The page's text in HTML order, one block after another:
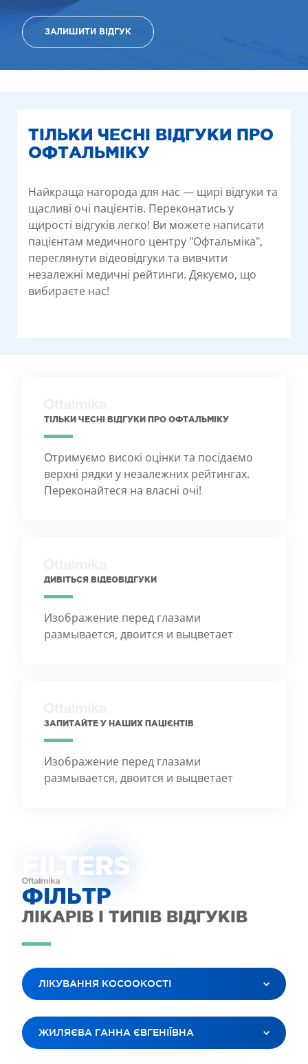
ЗАЛИШИТИ ВІДГУК
ТІЛЬКИ ЧЕСНІ ВІДГУКИ ПРО
ОФТАЛЬМІКУ
Найкраща нагорода для нас — щирі відгуки та
щасливі очі пацієнтів. Переконатись у
щирості відгуків легко! Ви можете написати
пацієнтам медичного центру "Офтальміка",
переглянути відеовідгуки та вивчити
незалежні медичні рейтинги. Дякуємо, що
вибираєте нас!
ТІЛЬКИ ЧЕСНІ ВІДГУКИ ПРО ОФТАЛЬМІКУ
Отримуємо високі оцінки та посідаємо
верхні рядки у незалежних рейтингах.
Переконайтеся на власні очі!
ДИВІТЬСЯ ВІДЕОВІДГУКИ
Изображение перед глазами
размывается, двоится и выцветает
ЗАПИТАЙТЕ У НАШИХ ПАЦІЄНТІВ
Изображение перед глазами
размывается, двоится и выцветает
FILTERS
ФІЛЬТР
ЛІКАРІВ І ТИПІВ ВІДГУКІВ
ЛІКУВАННЯ КОСООКОСТІ
ВСІ ПОСЛУГИ
ЛАЗЕРНА КОРЕКЦІЯ ЗОРУ
ЖИЛЯЄВА ГАННА ЄВГЕНІЇВНА